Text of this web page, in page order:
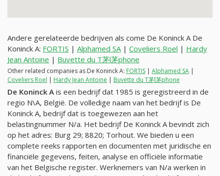
Andere gerelateerde bedrijven als come De Koninck A De
Koninck A: FORTIS | Alphamed SA| Coveliers Roel | Hardy
Jean Antoine | Buvette du T茅l茅phone
Other related companies as De Koninck A: FORTIS | Alphamed SA |
Coveliers Roel | Hardy Jean Antoine | Buvette du T茅l茅phone
De Koninck A is een bedrijf dat 1985 is geregistreerd in de
regio N\A, België. De volledige naam van het bedrijf is De
Koninck A, bedrijf dat is toegewezen aan het
belastingnummer N/a. Het bedrijf De Koninck A bevindt zich
op het adres: Burg 29; 8820; Torhout. We bieden u een
complete reeks rapporten en documenten met juridische en
financiële gegevens, feiten, analyse en officiële informatie
van het Belgische register. Werknemers van N/a werken in